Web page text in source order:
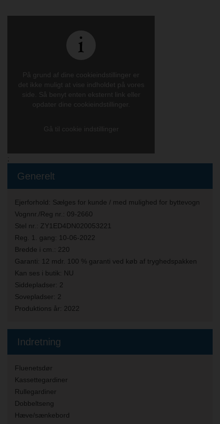
På grund af dine cookieindstillinger er
det ikke muligt at vise indholdet på vores
side. Så benyt enten eksternt link eller
opdater dine cookieindstillinger.
Gå til cookie indstillinger
;
Generelt
Ejerforhold: Sælges for kunde / med mulighed for byttevogn
Vognnr./Reg nr.: 09-2660
Stel nr.: ZY1ED4DN020053221
Reg. 1. gang: 10-06-2022
Bredde i cm.: 220
Garanti: 12 mdr. 100 % garanti ved køb af tryghedspakken
Kan ses i butik: NU
Siddepladser: 2
Sovepladser: 2
Produktions år: 2022
Indretning
Fluenetsdør
Kassettegardiner
Rullegardiner
Dobbeltseng
Hæve/sænkebord